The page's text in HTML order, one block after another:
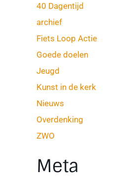
40 Dagentijd
archief
Fiets Loop Actie
Goede doelen
Jeugd
Kunst in de kerk
Nieuws
Overdenking
ZWO
Meta